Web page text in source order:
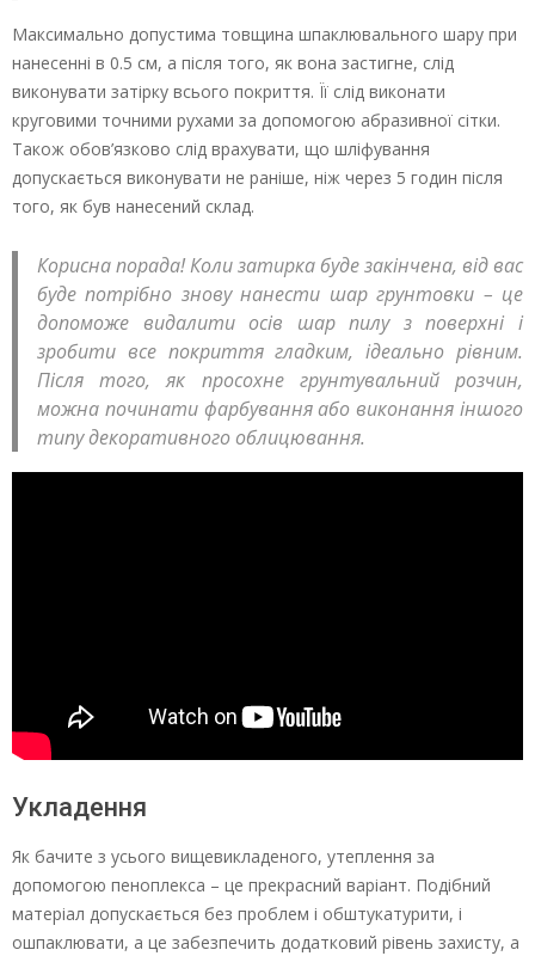
Максимально допустима товщина шпаклювального шару при
нанесенні в 0.5 см, а після того, як вона застигне, слід
виконувати затірку всього покриття. Її слід виконати
круговими точними рухами за допомогою абразивної сітки.
Також обов’язково слід врахувати, що шліфування
допускається виконувати не раніше, ніж через 5 годин після
того, як був нанесений склад.
Корисна порада! Коли затирка буде закінчена, від вас
буде потрібно знову нанести шар грунтовки – це
допоможе видалити осів шар пилу з поверхні і
зробити все покриття гладким, ідеально рівним.
Після того, як просохне грунтувальний розчин,
можна починати фарбування або виконання іншого
типу декоративного облицювання.
Укладення
Як бачите з усього вищевикладеного, утеплення за
допомогою пеноплекса – це прекрасний варіант. Подібний
матеріал допускається без проблем і обштукатурити, і
ошпаклювати, а це забезпечить додатковий рівень захисту, а